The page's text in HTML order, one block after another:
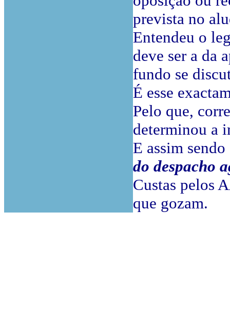
prevista no
Entendeu o
deve ser a da
fundo se
É esse
Pelo que,
determinou a
E assim
do despacho
Custas pelos
que gozam.